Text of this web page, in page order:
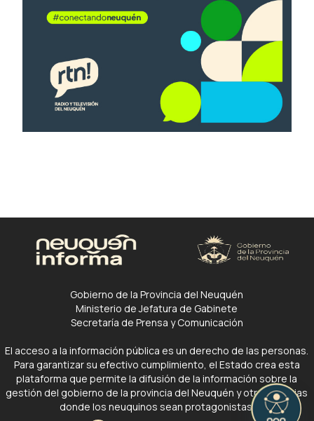
Gobierno de la Provincia del Neuquén
Ministerio de Jefatura de Gabinete
Secretaría de Prensa y Comunicación
El acceso a la información pública es un derecho de las personas.
Para garantizar su efectivo cumplimiento, el Estado crea esta
plataforma que permite la difusión de la información sobre la
gestión del gobierno de la provincia del Neuquén y otras noticias
donde los neuquinos sean protagonistas.